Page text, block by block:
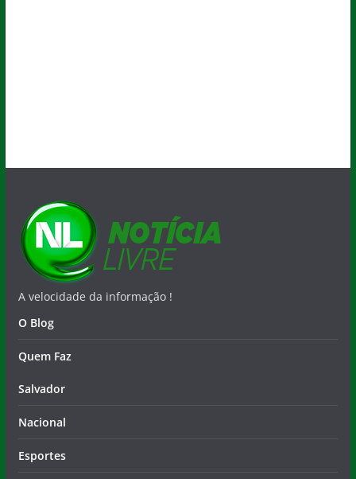
A velocidade da informação !
O Blog
Quem Faz
Salvador
Nacional
Esportes